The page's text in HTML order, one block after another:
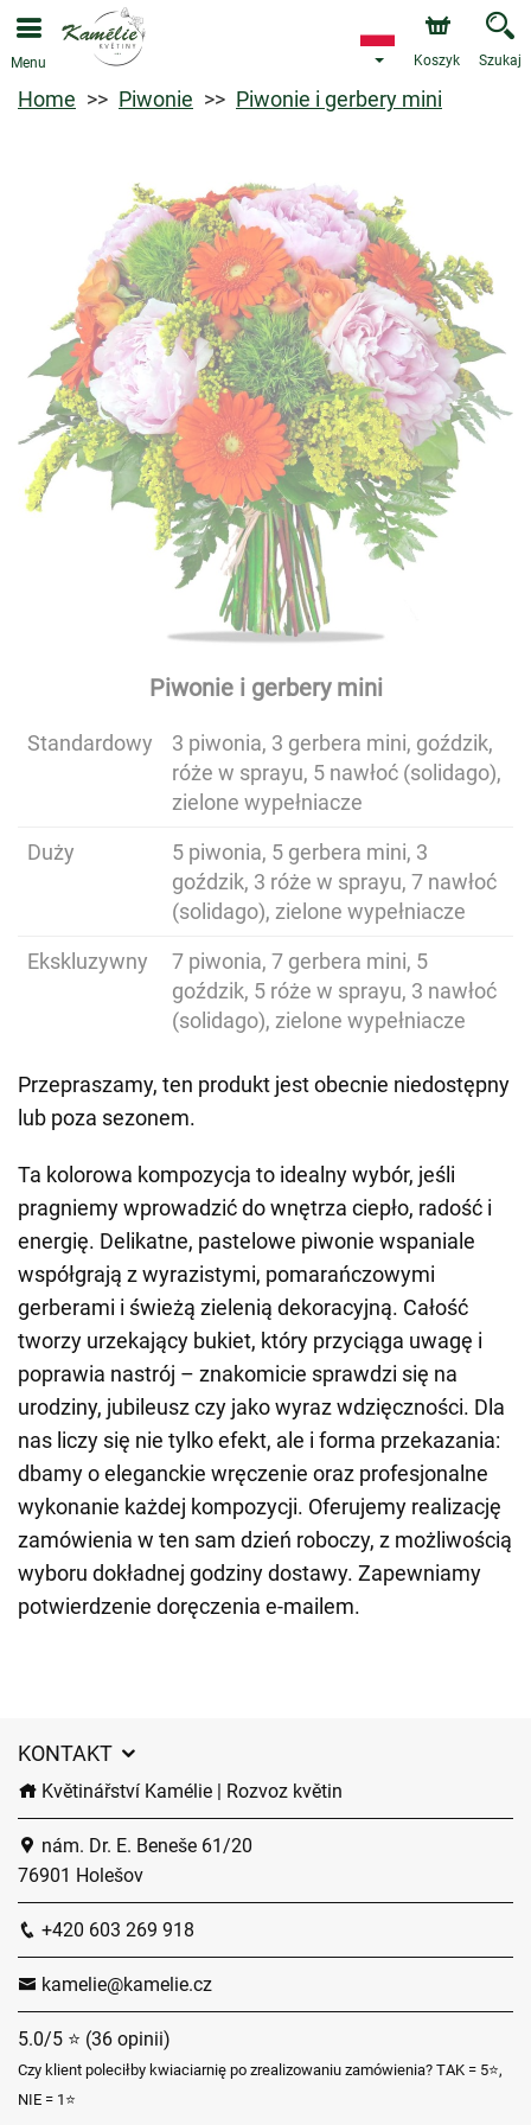
Menu Koszyk Szukaj
Home Piwonie Piwonie i gerbery mini
Piwonie i gerbery mini
Standardowy
3 piwonia, 3 gerbera mini, goździk,
róże w sprayu, 5 nawłoć (solidago),
zielone wypełniacze
Duży
5 piwonia, 5 gerbera mini, 3
goździk, 3 róże w sprayu, 7 nawłoć
(solidago), zielone wypełniacze
Ekskluzywny
7 piwonia, 7 gerbera mini, 5
goździk, 5 róże w sprayu, 3 nawłoć
(solidago), zielone wypełniacze
Przepraszamy, ten produkt jest obecnie niedostępny
lub poza sezonem.
Ta kolorowa kompozycja to idealny wybór, jeśli
pragniemy wprowadzić do wnętrza ciepło, radość i
energię. Delikatne, pastelowe piwonie wspaniale
współgrają z wyrazistymi, pomarańczowymi
gerberami i świeżą zielenią dekoracyjną. Całość
tworzy urzekający bukiet, który przyciąga uwagę i
poprawia nastrój – znakomicie sprawdzi się na
urodziny, jubileusz czy jako wyraz wdzięczności. Dla
nas liczy się nie tylko efekt, ale i forma przekazania:
dbamy o eleganckie wręczenie oraz profesjonalne
wykonanie każdej kompozycji. Oferujemy realizację
zamówienia w ten sam dzień roboczy, z możliwością
wyboru dokładnej godziny dostawy. Zapewniamy
potwierdzenie doręczenia e-mailem.
KONTAKT
Květinářství Kamélie | Rozvoz květin
nám. Dr. E. Beneše 61/20
76901 Holešov
+420 603 269 918
kamelie@kamelie.cz
5.0/5 ⭐ (36 opinii)
Czy klient poleciłby kwiaciarnię po zrealizowaniu zamówienia? TAK = 5⭐,
NIE = 1⭐